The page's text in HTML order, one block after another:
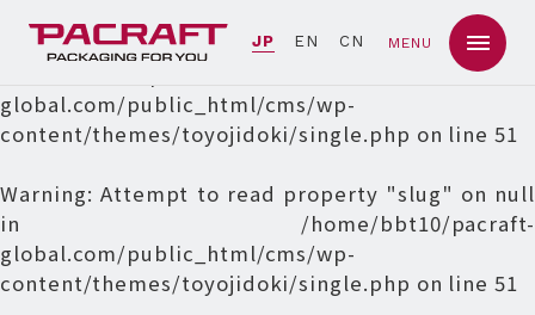
JP EN CN MENU
Warning: Undefined array key 0 in
global.com/public_html/cms/wp-
content/themes/toyojidoki/single.php on line51
Warning: Attempt to read property "slug" on null
in /home/bbt10/pacraft-
global.com/public_html/cms/wp-
content/themes/toyojidoki/single.php on line51